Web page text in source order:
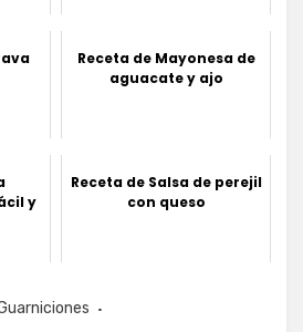
Receta de Mayonesa de
aguacate y ajo
y
Receta de Salsa de perejil
con queso